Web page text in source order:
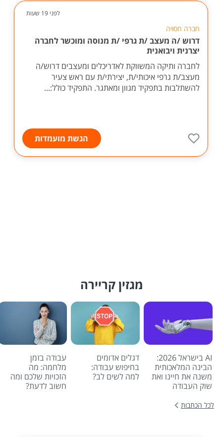
לפני 19 שעות
חברה חסויה
דרוש /ה מעצב /ת גרפי /ת מנוסה ומוכשר לחברה
יצרנית ויבואנית
לחברה ותיקה המשווקת לאדריכלים ומעצבים דרוש/ה
מעצב/ת גרפי איכותי/ת, יצירתי/ת עם ראש צעיר
להשתלבות בתפקיד מגוון ומאתגר. התפקיד כולל:...
הגשת מועמדות
מגזין קריירה
AI בישראל 2026:
הבינה המלאכותית
משנה את חיינו ואת
שוק העבודה
דגלים אדומים
בחיפוש עבודה:
למה לשים לב?
עבודה בזמן
מלחמה: מה
הזכויות שלכם ומה
חשוב לדעת?
לכל הכתבות